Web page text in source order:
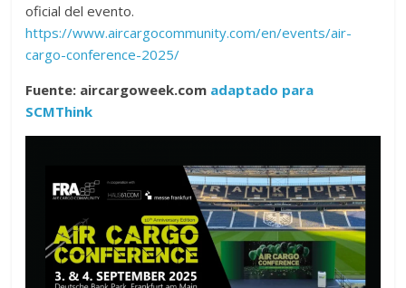
oficial del evento.
https://www.aircargocommunity.com/en/events/air-
cargo-conference-2025/
Fuente: aircargoweek.com adaptado para
SCMThink